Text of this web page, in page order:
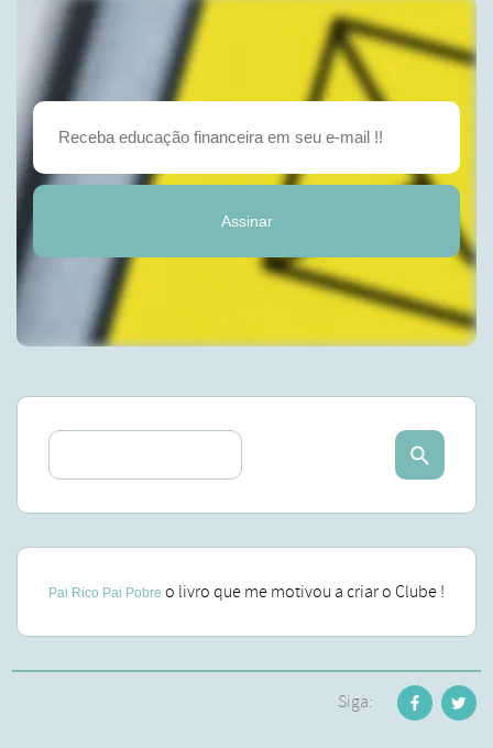
Assinar
Pai Rico Pai Pobre o livro que me motivou a criar o Clube !